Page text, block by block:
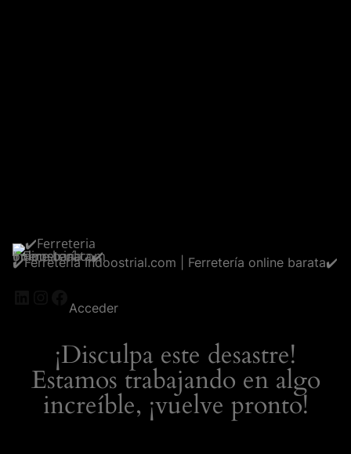
✔️Ferreteria Indoostrial.com | Ferretería online barata✔️
LinkedIn
Instagram
Facebook
Acceder
¡Disculpa este desastre!
Estamos trabajando en algo
increíble, ¡vuelve pronto!